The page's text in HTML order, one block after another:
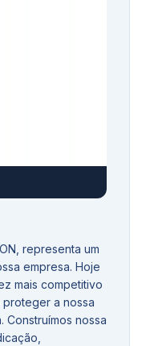
representa um
empresa. Hoje
mais competitivo
a nossa
Construímos nossa